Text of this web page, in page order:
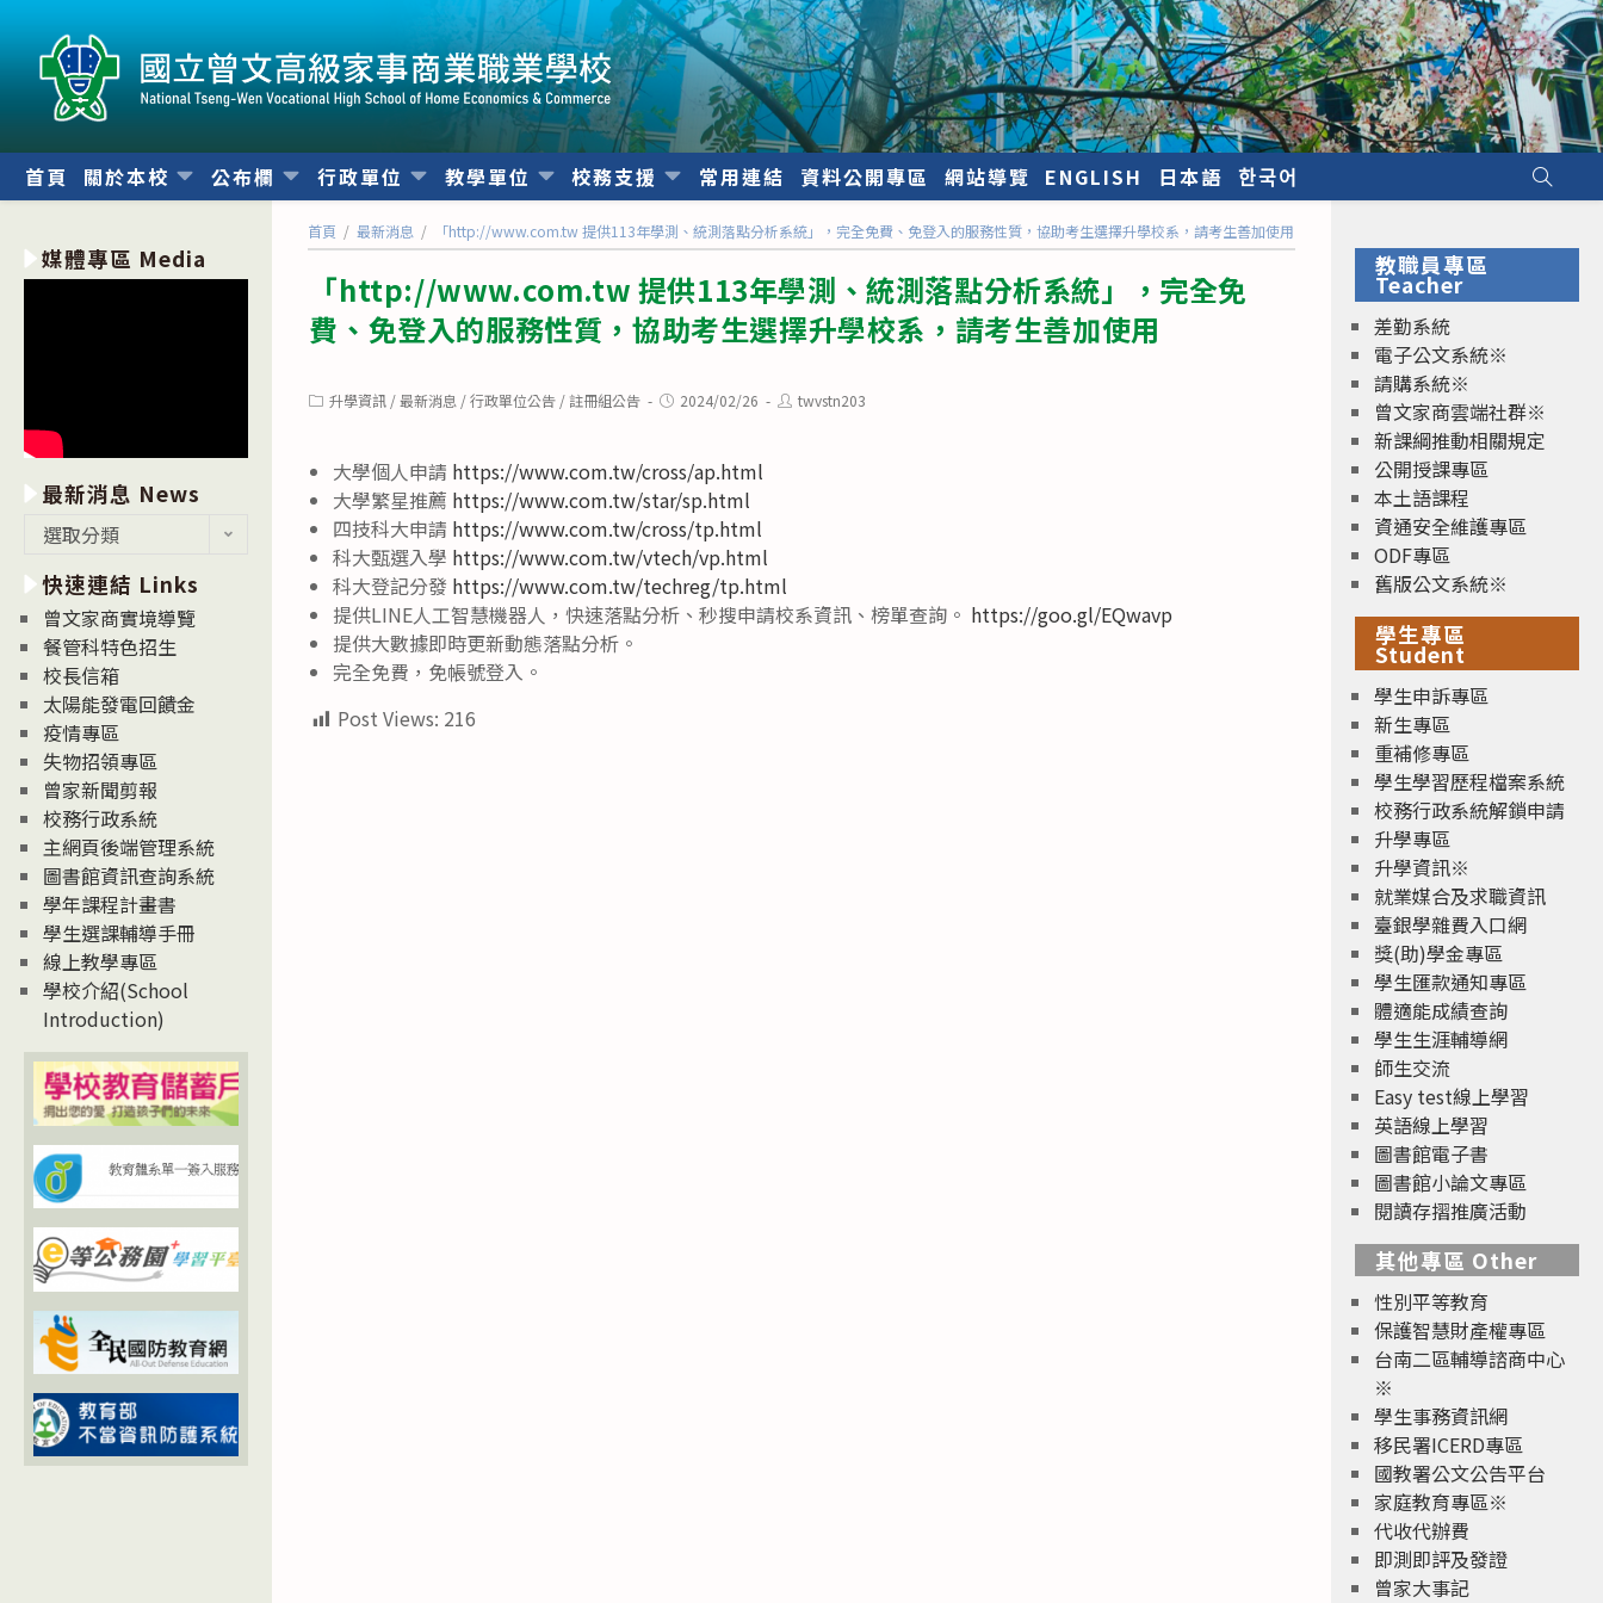
內
首頁 關於本校 公布欄 行政單位 教學單位 校務支援 常用連結 資料公開專區 網站導覽 ENGLISH 日本語 한국어
首頁 / 最新消息 / 「http://www.com.tw 提供113年學測、統測落點分析系統」，完全免費、免登入的服務性質，協助考生選擇升學校系，請考生善加使用
「http://www.com.tw 提供113年學測、統測落點分析系統」，完全免
費、免登入的服務性質，協助考生選擇升學校系，請考生善加使用
Post升學資訊 / 最新消息 / 行政單位公告 / 註冊組公告
Post2024/02/26
Posttwvstn203
大學個人申請 https://www.com.tw/cross/ap.html
大學繁星推薦 https://www.com.tw/star/sp.html
四技科大申請 https://www.com.tw/cross/tp.html
科大甄選入學 https://www.com.tw/vtech/vp.html
科大登記分發 https://www.com.tw/techreg/tp.html
提供LINE人工智慧機器人，快速落點分析、秒搜申請校系資訊、榜單查詢。 https://goo.gl/EQwavp
提供大數據即時更新動態落點分析。
完全免費，免帳號登入。
Post Views: 216
媒體專區 Media
最新消息 News
消
息
News
選取分類
快速連結 Links
曾文家商實境導覽
餐管科特色招生
校長信箱
太陽能發電回饋金
疫情專區
失物招領專區
曾家新聞剪報
校務行政系統
主網頁後端管理系統
圖書館資訊查詢系統
學年課程計畫書
學生選課輔導手冊
線上教學專區
學校介紹(School
Introduction)
教職員專區
Teacher
差勤系統
電子公文系統※
請購系統※
曾文家商雲端社群※
新課綱推動相關規定
公開授課專區
本土語課程
資通安全維護專區
ODF專區
舊版公文系統※
學生專區
Student
學生申訴專區
新生專區
重補修專區
學生學習歷程檔案系統
校務行政系統解鎖申請
升學專區
升學資訊※
就業媒合及求職資訊
臺銀學雜費入口網
獎(助)學金專區
學生匯款通知專區
體適能成績查詢
學生生涯輔導網
師生交流
Easy test線上學習
英語線上學習
圖書館電子書
圖書館小論文專區
閱讀存摺推廣活動
其他專區 Other
性別平等教育
保護智慧財產權專區
台南二區輔導諮商中心
※
學生事務資訊網
移民署ICERD專區
國教署公文公告平台
家庭教育專區※
代收代辦費
即測即評及發證
曾家大事記